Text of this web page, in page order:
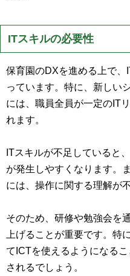
ITスキルの必要性
保育園のDXを進める上で、
っています。特に、新しい
には、職員全員が一定のIT
れます。
ITスキルが不足していると
が発生しやすくなります。
には、操作に関する理解が
そのため、研修や勉強会を
上げることが重要です。特
てICTを使えるようになる
されるでしょう。